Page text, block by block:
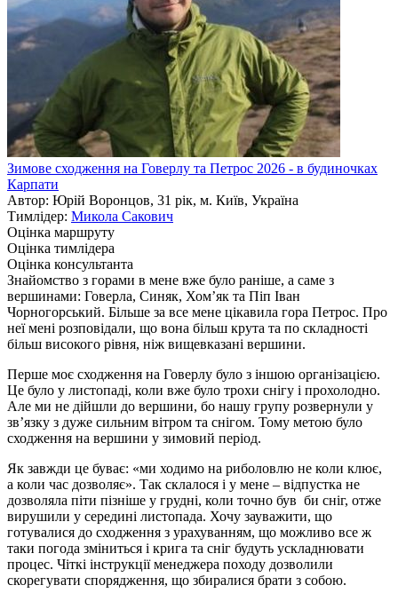
Зимове сходження на Говерлу та Петрос 2026 - в будиночках
Карпати
Автор: Юрій Воронцов, 31 рік, м. Київ, Україна
Тимлідер: Микола Сакович
Оцінка маршруту
Оцінка тимлідера
Оцінка консультанта
Знайомство з горами в мене вже було раніше, а саме з
вершинами: Говерла, Синяк, Хом’як та Піп Іван
Чорногорський. Більше за все мене цікавила гора Петрос. Про
неї мені розповідали, що вона більш крута та по складності
більш високого рівня, ніж вищевказані вершини.
Перше моє сходження на Говерлу було з іншою організацією.
Це було у листопаді, коли вже було трохи снігу і прохолодно.
Але ми не дійшли до вершини, бо нашу групу розвернули у
зв’язку з дуже сильним вітром та снігом. Тому метою було
сходження на вершини у зимовий період.
Як завжди це буває: «ми ходимо на риболовлю не коли клює,
а коли час дозволяє». Так склалося і у мене – відпустка не
дозволяла піти пізніше у грудні, коли точно був би сніг, отже
вирушили у середині листопада. Хочу зауважити, що
готувалися до сходження з урахуванням, що можливо все ж
таки погода зміниться і крига та сніг будуть ускладнювати
процес. Чіткі інструкції менеджера походу дозволили
скорегувати спорядження, що збиралися брати з собою.